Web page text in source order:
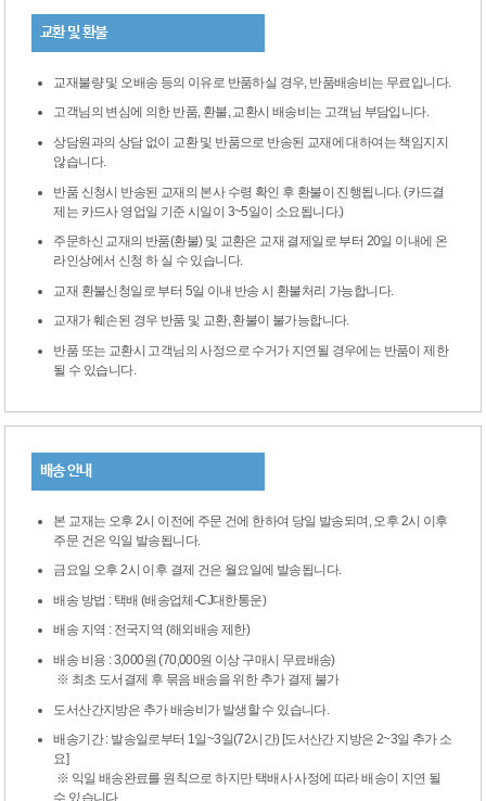
교환 및 환불
교재불량 및 오배송 등의 이유로 반품하실 경우, 반품배송비는 무료입니다.
고객님의 변심에 의한 반품, 환불, 교환시 배송비는 고객님 부담입니다.
상담원과의 상담 없이 교환 및 반품으로 반송된 교재에 대하여는 책임지지
않습니다.
반품 신청시 반송된 교재의 본사 수령 확인 후 환불이 진행됩니다. (카드결
제는 카드사 영업일 기준 시일이 3~5일이 소요됩니다.)
주문하신 교재의 반품(환불) 및 교환은 교재 결제일로 부터 20일 이내에 온
라인상에서 신청 하 실 수 있습니다.
교재 환불신청일로 부터 5일 이내 반송 시 환불처리 가능합니다.
교재가 훼손된 경우 반품 및 교환, 환불이 불가능합니다.
반품 또는 교환시 고객님의 사정으로 수거가 지연될 경우에는 반품이 제한
될 수 있습니다.
배송 안내
본 교재는 오후 2시 이전에 주문 건에 한하여 당일 발송되며, 오후 2시 이후
주문 건은 익일 발송됩니다.
금요일 오후 2시 이후 결제 건은 월요일에 발송됩니다.
배송 방법 : 택배 (배송업체-CJ대한통운)
배송 지역 : 전국지역 (해외배송 제한)
배송 비용 : 3,000원 (70,000원 이상 구매시 무료배송)
※ 최초 도서결제 후 묶음 배송을 위한 추가 결제 불가
도서산간지방은 추가 배송비가 발생할 수 있습니다.
배송기간 : 발송일로부터 1일~3일(72시간) [도서산간 지방은 2~3일 추가 소
요]
※ 익일 배송완료를 원칙으로 하지만 택배사 사정에 따라 배송이 지연 될